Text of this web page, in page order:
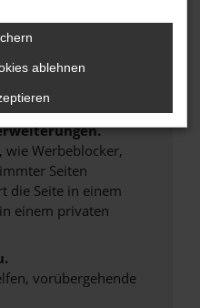
und deine
wie Werbeblocker,
Seiten
die Seite in einem
einem privaten
vorübergehende
ablehnen